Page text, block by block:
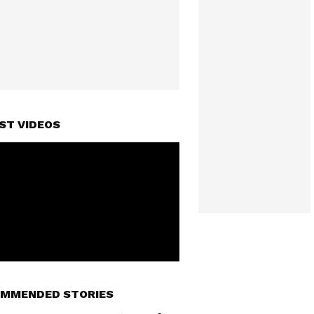
VIDEOS
STORIES